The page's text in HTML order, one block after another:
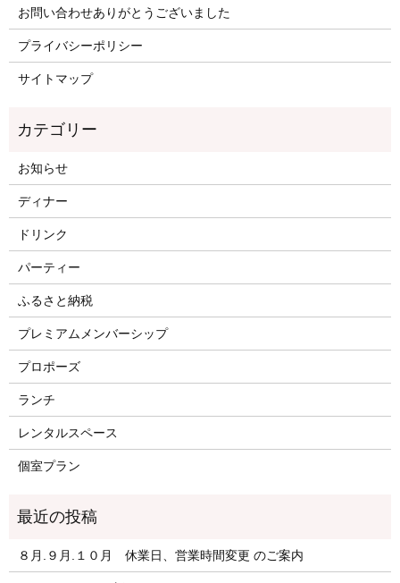
お問い合わせありがとうございました
プライバシーポリシー
サイトマップ
お知らせ
ディナー
ドリンク
パーティー
ふるさと納税
プレミアムメンバーシップ
プロポーズ
ランチ
レンタルスペース
個室プラン
８月.９月.１０月 休業日、営業時間変更 のご案内